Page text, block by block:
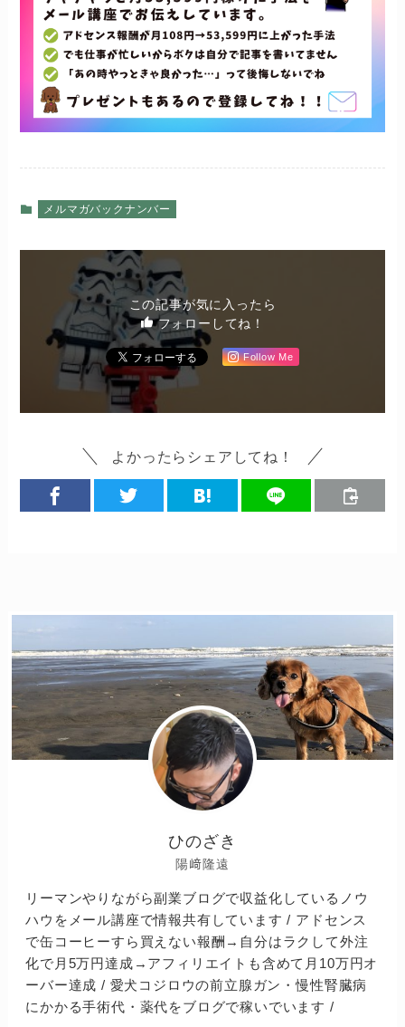
メルマガバックナンバー
この記事が気に入ったら
フォローしてね！
Follow Me
よかったらシェアしてね！
ひのざき
陽﨑隆遠
リーマンやりながら副業ブログで収益化しているノウ
ハウをメール講座で情報共有しています / アドセンス
で缶コーヒーすら買えない報酬→自分はラクして外注
化で月5万円達成→アフィリエイトも含めて月10万円オ
ーバー達成 / 愛犬コジロウの前立腺ガン・慢性腎臓病
にかかる手術代・薬代をブログで稼いでいます /